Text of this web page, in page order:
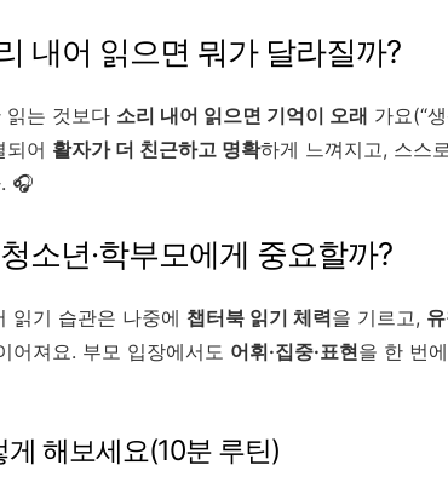
내어 읽으면 뭐가 달라질까?
읽는 것보다 소리 내어 읽으면 기억이 오래 가요(“
되어 활자가 더 친근하고 명확하게 느껴지고, 스스
🎧
소년·학부모에게 중요할까?
읽기 습관은 나중에 챕터북 읽기 체력을 기르고,
어져요. 부모 입장에서도 어휘·집중·표현을 한 번
게 해보세요(10분 루틴)